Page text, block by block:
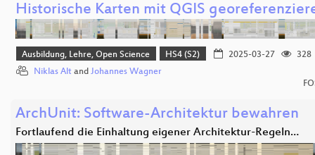
Historische Karten mit QGIS
Ausbildung, Lehre, Open Science HS4 (S2) 2025-03-27
328
Niklas Alt and Johannes Wagner
ArchUnit: Software-Architektur bewahren
Fortlaufend die Einhaltung eigener Architektur-Regeln…